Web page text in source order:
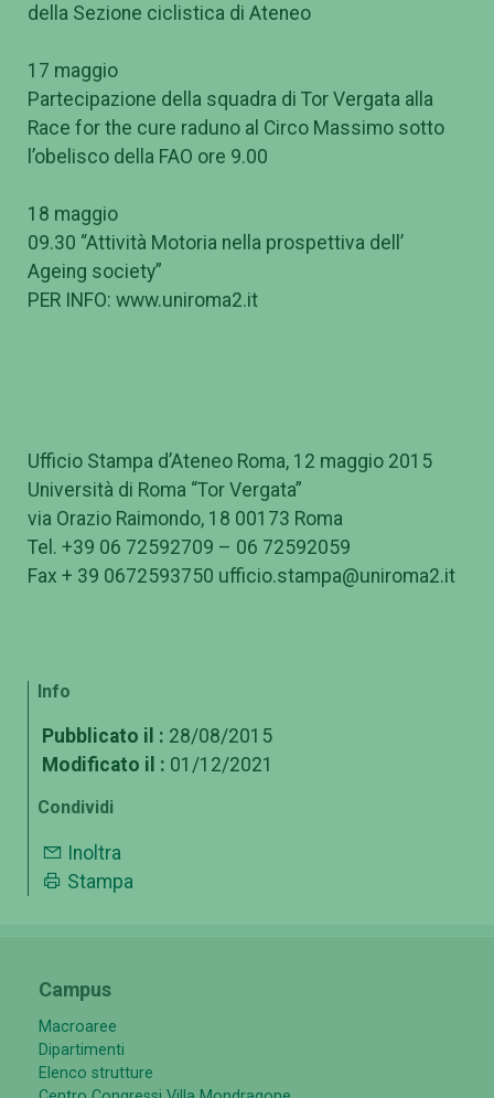
della Sezione ciclistica di Ateneo
17 maggio
Partecipazione della squadra di Tor Vergata alla
Race for the cure raduno al Circo Massimo sotto
l’obelisco della FAO ore 9.00
18 maggio
09.30 “Attività Motoria nella prospettiva dell’
Ageing society”
PER INFO: www.uniroma2.it
Ufficio Stampa d’Ateneo Roma, 12 maggio 2015
Università di Roma “Tor Vergata”
via Orazio Raimondo, 18 00173 Roma
Tel. +39 06 72592709 – 06 72592059
Fax + 39 0672593750 ufficio.stampa@uniroma2.it
Info
Pubblicato il : 28/08/2015
Modificato il : 01/12/2021
Condividi
Inoltra
Stampa
Campus
Macroaree
Dipartimenti
Elenco strutture